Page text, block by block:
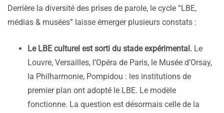
Derrière la diversité des prises de parole, le cycle “LBE,
médias & musées” laisse émerger plusieurs constats :
Le LBE culturel est sorti du stade expérimental. Le
Louvre, Versailles, l’Opéra de Paris, le Musée d’Orsay,
la Philharmonie, Pompidou : les institutions de
premier plan ont adopté le LBE. Le modèle
fonctionne. La question est désormais celle de la